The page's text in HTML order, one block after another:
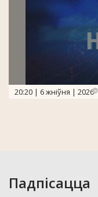
20:20 | 6 жніўня | 2026
Падпісацца